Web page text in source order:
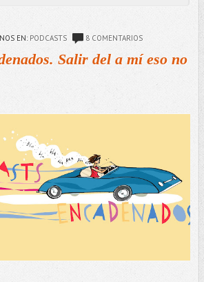
EN: PODCASTS 8 COMENTARIOS
Salir del a mí eso no